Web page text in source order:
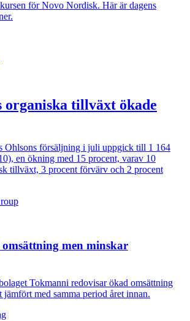
för Novo Nordisk. Här är dagens
organiska tillväxt ökade
Ohlsons försäljning i juli uppgick till 1 164
en ökning med 15 procent, varav 10
tillväxt, 3 procent förvärv och 2 procent
men minskar
Tokmanni redovisar ökad omsättning
jämfört med samma period året innan.